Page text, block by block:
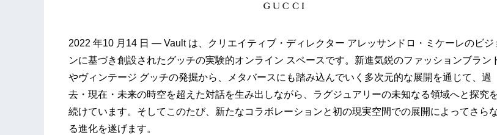
2022 年10 月14 日 ― Vault は、クリエイティブ・ディレクター アレッサンドロ・ミケーレのビジ
ンに基づき創設されたグッチの実験的オンライン スペースです。新進気鋭のファッションブラン
やヴィンテージ グッチの発掘から、メタバースにも踏み込んでいく多次元的な展開を通じて、過
去・現在・未来の時空を超えた対話を生み出しながら、ラグジュアリーの未知なる領域へと探究
続けています。そしてこのたび、新たなコラボレーションと初の現実空間での展開によってさら
る進化を遂げます。